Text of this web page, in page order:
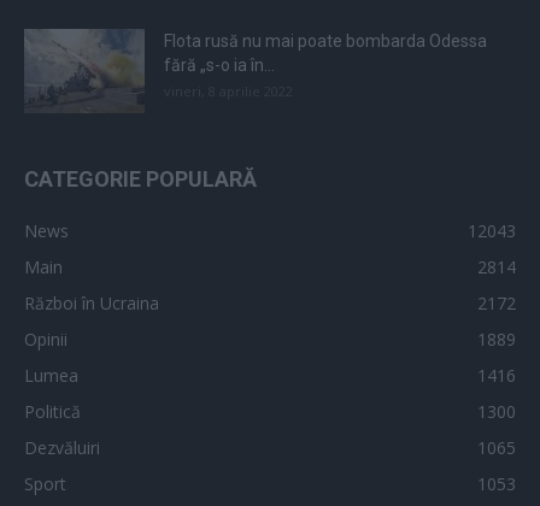
Flota rusă nu mai poate bombarda Odessa
fără „s-o ia în...
CATEGORIE POPULARĂ
News
12043
Main
2814
Război în Ucraina
2172
Opinii
1889
Lumea
1416
Politică
1300
Dezvăluiri
1065
Sport
1053